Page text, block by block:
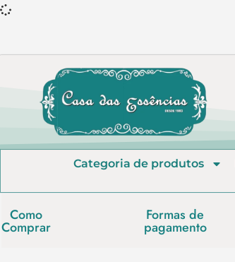
Categoria de produtos
Como
Comprar
Formas de
pagamento